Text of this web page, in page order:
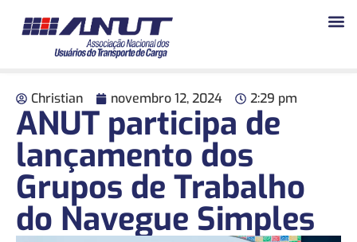
Christian novembro 12, 2024 2:29 pm
ANUT participa de
lançamento dos
Grupos de Trabalho
do Navegue Simples